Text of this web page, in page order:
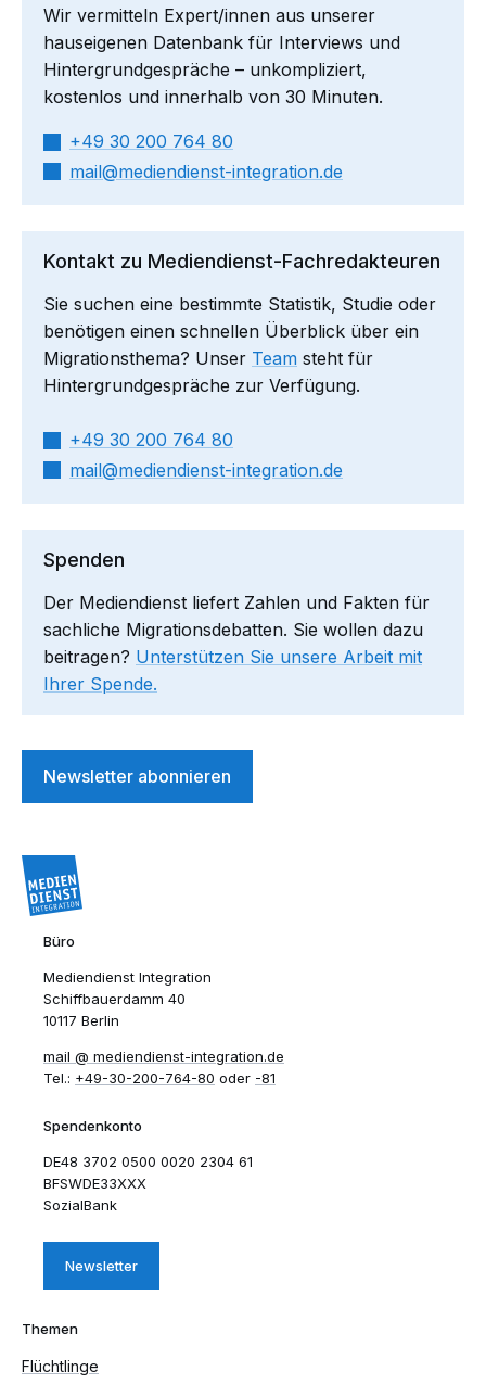
Wir vermitteln Expert/innen aus unserer
hauseigenen Datenbank für Interviews und
Hintergrundgespräche – unkompliziert,
kostenlos und innerhalb von 30 Minuten.
+49 30 200 764 80
mail​
mediendienst-integration.de
Kontakt zu Mediendienst-Fachredakteuren
Sie suchen eine bestimmte Statistik, Studie oder
benötigen einen schnellen Überblick über ein
Migrationsthema? Unser Team steht für
Hintergrundgespräche zur Verfügung.
+49 30 200 764 80
mail​
mediendienst-integration.de
Spenden
Der Mediendienst liefert Zahlen und Fakten für
sachliche Migrationsdebatten. Sie wollen dazu
beitragen? Unterstützen Sie unsere Arbeit mit
Ihrer Spende.
Newsletter abonnieren
Büro
Mediendienst Integration
Schiffbauerdamm 40
10117 Berlin
mail​
mediendienst-integration.de
Tel.: +49-30-200-764-80 oder -81
Spendenkonto
DE48 3702 0500 0020 2304 61
BFSWDE33XXX
SozialBank
Newsletter
Themen
Flüchtlinge